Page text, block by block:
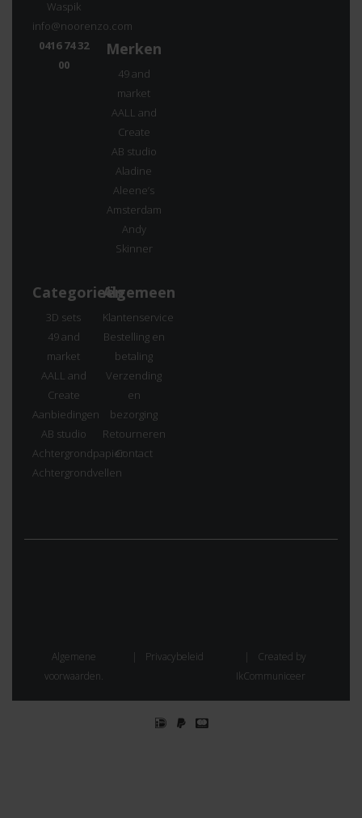
Waspik
info@noorenzo.com
0416 74 32
00
Merken
49 and
market
AALL and
Create
AB studio
Aladine
Aleene’s
Amsterdam
Andy
Skinner
Categorieën
3D sets
49 and
market
AALL and
Create
Aanbiedingen
AB studio
Achtergrondpapier
Achtergrondvellen
Algemeen
Klantenservice
Bestelling en
betaling
Verzending
en
bezorging
Retourneren
Contact
Algemene
voorwaarden.
Privacybeleid
Created by
IkCommuniceer